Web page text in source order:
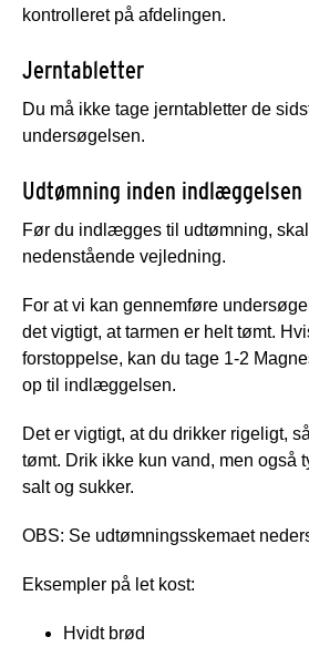
kontrolleret på afdelingen.
Jerntabletter
Du må ikke tage jerntabletter de
undersøgelsen.
Udtømning inden indlæggelsen
Før du indlægges til udtømning,
nedenstående vejledning.
For at vi kan gennemføre
det vigtigt, at tarmen er helt tømt.
forstoppelse, kan du tage 1-2
op til indlæggelsen.
Det er vigtigt, at du drikker rigeligt,
tømt. Drik ikke kun vand, men også
salt og sukker.
OBS: Se udtømningsskemaet
Eksempler på let kost:
Hvidt brød